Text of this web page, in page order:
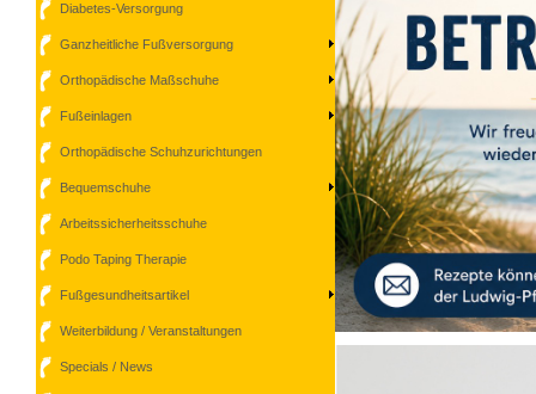
Diabetes-Versorgung
Ganzheitliche Fußversorgung
Orthopädische Maßschuhe
Fußeinlagen
Orthopädische Schuhzurichtungen
Bequemschuhe
Arbeitssicherheitsschuhe
Podo Taping Therapie
Fußgesundheitsartikel
Weiterbildung / Veranstaltungen
Specials / News